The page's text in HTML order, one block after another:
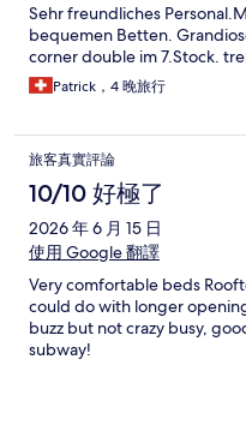
Sehr freundliches
bequemen Betten.
corner double im 7.Stock.
Patrick，4 晚旅行
旅客真實評論
10/10 好極了
2026 年 6 月 15 日
使用 Google 翻譯
Very comfortable beds
could do with longer
buzz but not crazy busy,
subway!